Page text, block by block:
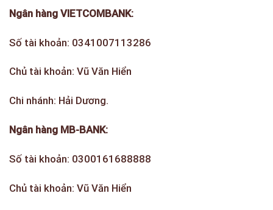
Ngân hàng VIETCOMBANK:
Số tài khoản: 0341007113286
Chủ tài khoản: Vũ Văn Hiển
Chi nhánh: Hải Dương.
Ngân hàng MB-BANK:
Số tài khoản: 0300161688888
Chủ tài khoản: Vũ Văn Hiển